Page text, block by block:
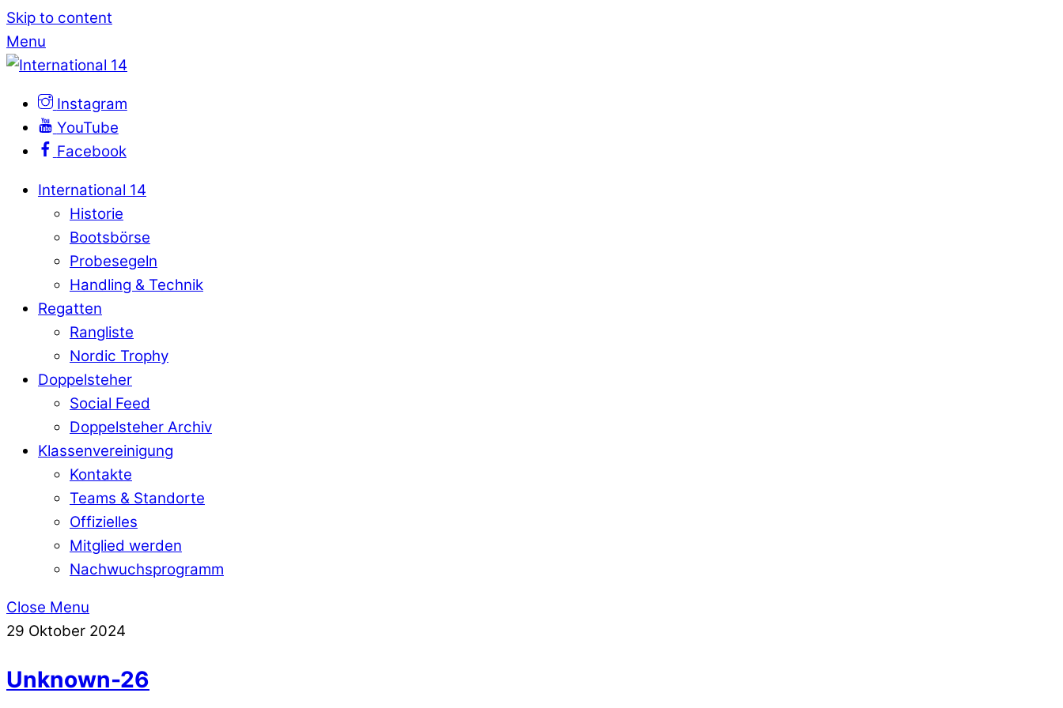
Skip to content
Menu
Instagram
YouTube
Facebook
International 14
Historie
Bootsbörse
Probesegeln
Handling & Technik
Regatten
Rangliste
Nordic Trophy
Doppelsteher
Social Feed
Doppelsteher Archiv
Klassenvereinigung
Kontakte
Teams & Standorte
Offizielles
Mitglied werden
Nachwuchsprogramm
Close Menu
29 Oktober 2024
Unknown-26